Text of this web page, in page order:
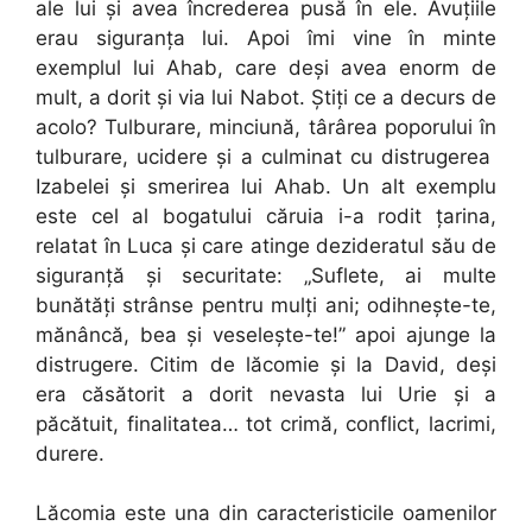
ale lui şi avea încrederea pusă în ele. Avuţiile
erau siguranţa lui. Apoi îmi vine în minte
exemplul lui Ahab, care deşi avea enorm de
mult, a dorit şi via lui Nabot. Ştiţi ce a decurs de
acolo? Tulburare, minciună, târârea poporului în
tulburare, ucidere şi a culminat cu distrugerea
Izabelei şi smerirea lui Ahab. Un alt exemplu
este cel al bogatului căruia i-a rodit ţarina,
relatat în Luca şi care atinge dezideratul său de
siguranţă şi securitate: „Suflete, ai multe
bunătăţi strânse pentru mulţi ani; odihneşte-te,
mănâncă, bea şi veseleşte-te!” apoi ajunge la
distrugere. Citim de lăcomie şi la David, deşi
era căsătorit a dorit nevasta lui Urie şi a
păcătuit, finalitatea… tot crimă, conflict, lacrimi,
durere.
Lăcomia este una din caracteristicile oamenilor